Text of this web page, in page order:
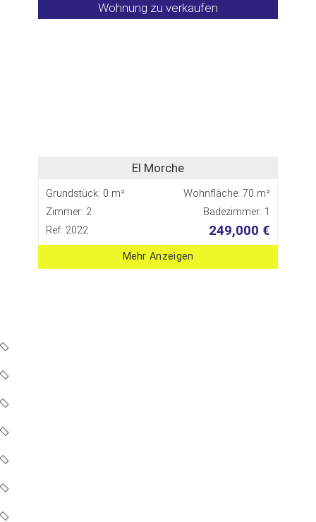
Wohnung zu verkaufen
El Morche
Grundstück: 0 m²
Wohnfläche: 70 m²
Zimmer: 2
Badezimmer: 1
Ref: 2022
249,000 €
Mehr Anzeigen